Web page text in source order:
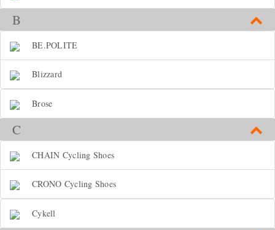
B
BE.POLITE
Blizzard
Brose
C
CHAIN Cycling Shoes
CRONO Cycling Shoes
Cykell